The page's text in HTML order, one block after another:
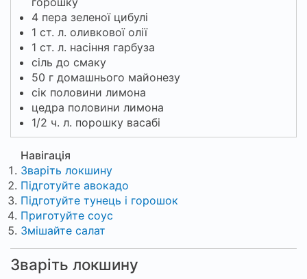
4 пера зеленої цибулі
1 ст. л. оливкової олії
1 ст. л. насіння гарбуза
сіль до смаку
50 г домашнього майонезу
сік половини лимона
цедра половини лимона
1/2 ч. л. порошку васабі
Навігація
Зваріть локшину
Підготуйте авокадо
Підготуйте тунець і горошок
Приготуйте соус
Змішайте салат
Зваріть локшину